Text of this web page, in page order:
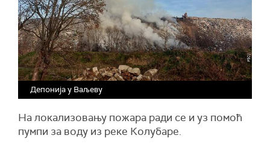
Депонија у Ваљеву
На локализовању пожара ради се и уз помоћ
пумпи за воду из реке Колубаре.